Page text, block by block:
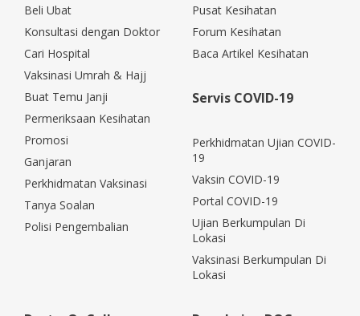
Beli Ubat
Konsultasi dengan Doktor
Cari Hospital
Vaksinasi Umrah & Hajj
Buat Temu Janji
Permeriksaan Kesihatan
Promosi
Ganjaran
Perkhidmatan Vaksinasi
Tanya Soalan
Polisi Pengembalian
Pusat Kesihatan
Forum Kesihatan
Baca Artikel Kesihatan
Servis COVID-19
Perkhidmatan Ujian COVID-
19
Vaksin COVID-19
Portal COVID-19
Ujian Berkumpulan Di
Lokasi
Vaksinasi Berkumpulan Di
Lokasi